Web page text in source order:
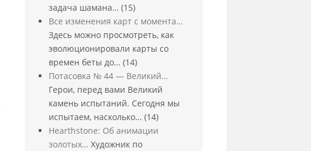
задача шамана… (15)
Все изменения карт с момента…
Здесь можно просмотреть, как
эволюционировали карты со
времен беты до… (14)
Потасовка № 44 — Великий…
Герои, перед вами Великий
камень испытаний. Сегодня мы
испытаем, насколько… (14)
Hearthstone: Об анимации
золотых… Художник по